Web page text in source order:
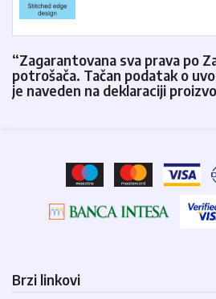
“Zagarantovana sva prava po
potrošača. Tačan podatak o
je naveden na deklaraciji
Brzi linkovi